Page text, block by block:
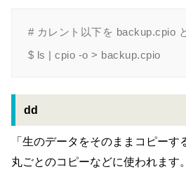
# カレント以下を backup.cpio
dd
「生のデータをそのままコピー
丸ごとのコピーなどに使われます。